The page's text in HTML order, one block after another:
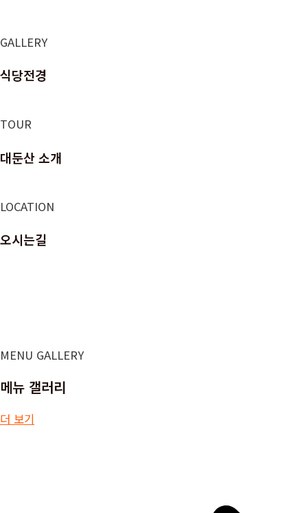
GALLERY
식당전경
TOUR
대둔산 소개
LOCATION
오시는길
MENU GALLERY
메뉴 갤러리
더 보기